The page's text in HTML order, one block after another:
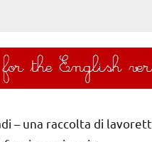
– una raccolta di